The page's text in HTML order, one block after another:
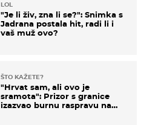
LOL
"Je li živ, zna li se?": Snimka s
Jadrana postala hit, radi li i
vaš muž ovo?
ŠTO KAŽETE?
"Hrvat sam, ali ovo je
sramota": Prizor s granice
izazvao burnu raspravu na